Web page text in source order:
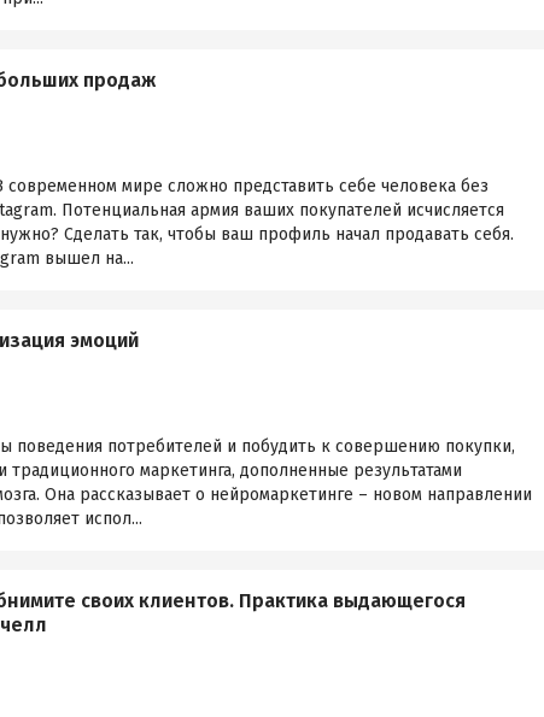
продаж
мире сложно представить себе человека без
Потенциальная армия ваших покупателей исчисляется
Сделать так, чтобы ваш профиль начал продавать себя.
вышел на...
эмоций
поведения потребителей и побудить к совершению покупки,
традиционного маркетинга, дополненные результатами
Она рассказывает о нейромаркетинге – новом направлении
испол...
своих клиентов. Практика выдающегося